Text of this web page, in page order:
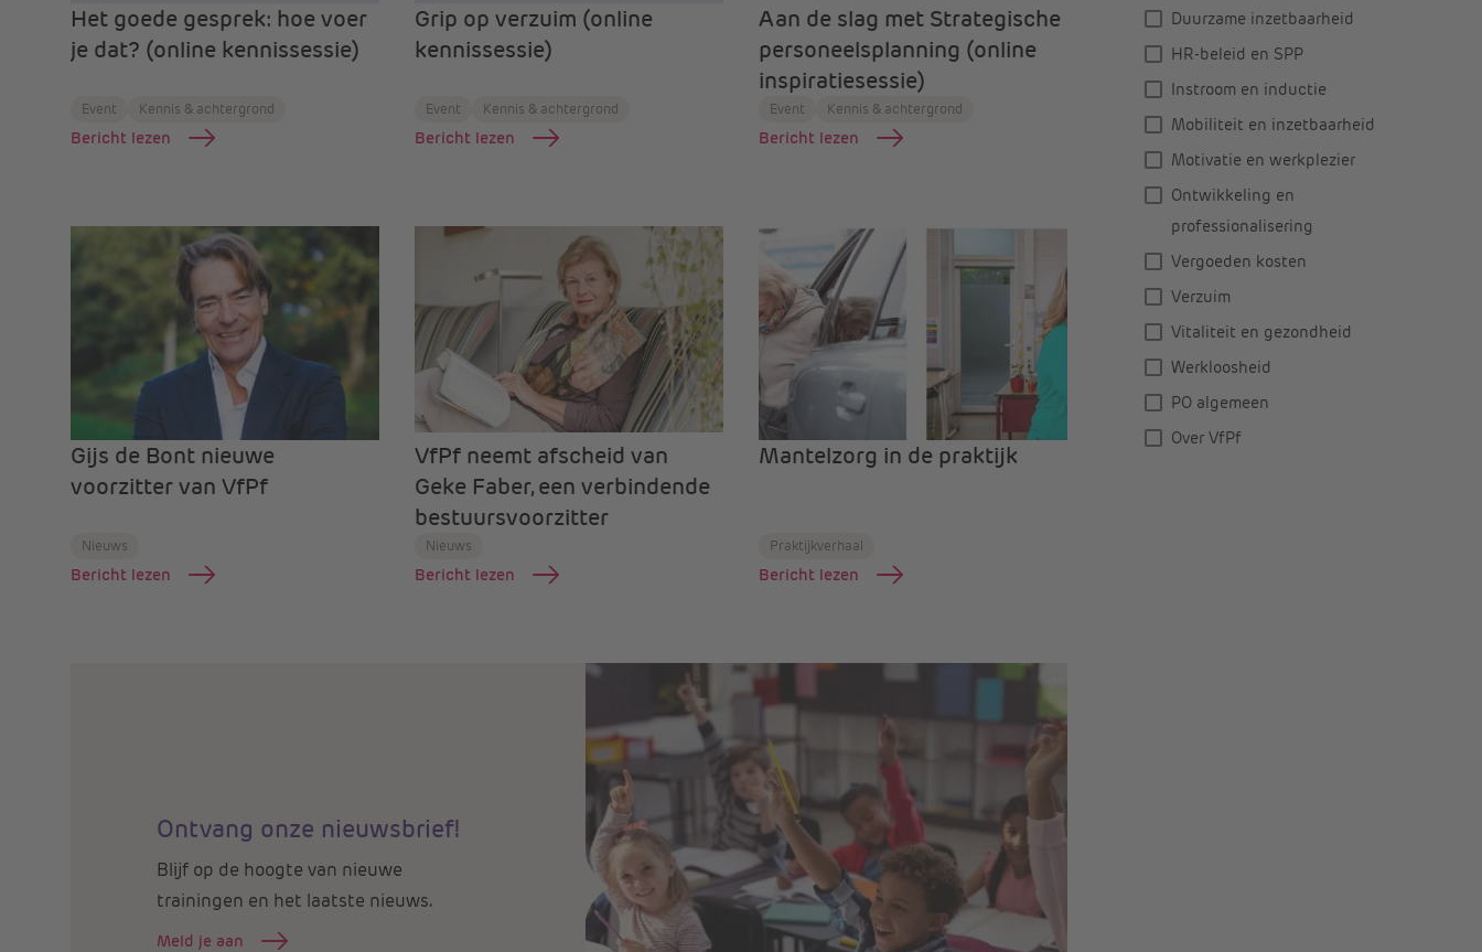
Het goede gesprek: hoe voer
je dat? (online kennissessie)
Event Kennis & achtergrond
Bericht lezen
Grip op verzuim (online
kennissessie)
Event Kennis & achtergrond
Bericht lezen
Aan de slag met Strategische
personeelsplanning (online
inspiratiesessie)
Event Kennis & achtergrond
Bericht lezen
Gijs de Bont nieuwe
voorzitter van VfPf
Nieuws
Bericht lezen
VfPf neemt afscheid van
Geke Faber, een verbindende
bestuursvoorzitter
Nieuws
Bericht lezen
Mantelzorg in de praktijk
Praktijkverhaal
Bericht lezen
Ontvang onze nieuwsbrief!
Blijf op de hoogte van nieuwe
trainingen en het laatste nieuws.
Meld je aan
Duurzame inzetbaarheid
HR-beleid en SPP
Instroom en inductie
Mobiliteit en inzetbaarheid
Motivatie en werkplezier
Ontwikkeling en
professionalisering
Vergoeden kosten
Verzuim
Vitaliteit en gezondheid
Werkloosheid
PO algemeen
Over VfPf